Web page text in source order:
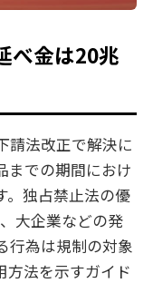
べ金は20兆
請法改正で解決に
までの期間におけ
。独占禁止法の優
大企業などの発
行為は規制の対象
方法を示すガイド